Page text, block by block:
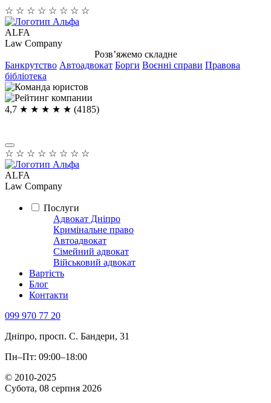
☆ ☆ ☆ ☆ ☆ ☆ ☆ ☆
ALFA
Law Company
Розв’яжемо складне
Банкрутство Автоадвокат Борги Воєнні справи Правова
бібліотека
4,7 ★ ★ ★ ★ ★ (4185)
☆ ☆ ☆ ☆ ☆ ☆ ☆ ☆
ALFA
Law Company
Послуги
Адвокат Дніпро
Кримінальне право
Автоадвокат
Сімейний адвокат
Військовий адвокат
Вартість
Блог
Контакти
099 970 77 20
Дніпро, просп. С. Бандери, 31
Пн–Пт: 09:00–18:00
© 2010-2025
Субота, 08 серпня 2026